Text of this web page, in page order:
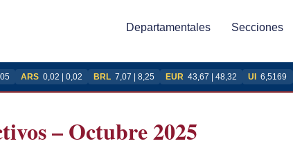
Departamentales Secciones
ARS 0,02 | 0,02 BRL 7,07 | 8,25 EUR 43,67 | 48,32 UI 6,5169
– Octubre 2025